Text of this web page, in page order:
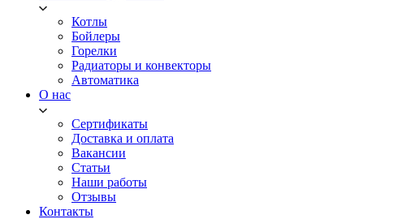
Котлы
Бойлеры
Горелки
Радиаторы и конвекторы
Автоматика
О нас
Сертификаты
Доставка и оплата
Вакансии
Статьи
Наши работы
Отзывы
Контакты